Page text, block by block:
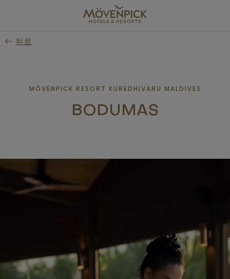
content
뒤로
MÖVENPICK RESORT KUREDHIVARU MALDIVES
BODUMAS